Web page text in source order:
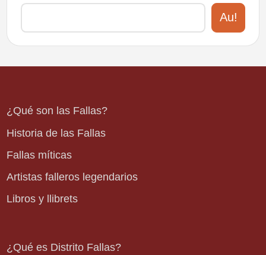
Au!
¿Qué son las Fallas?
Historia de las Fallas
Fallas míticas
Artistas falleros legendarios
Libros y llibrets
¿Qué es Distrito Fallas?